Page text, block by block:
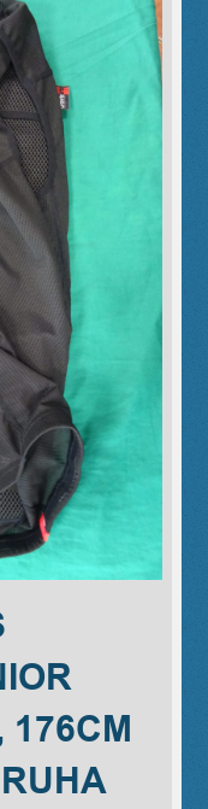
176CM